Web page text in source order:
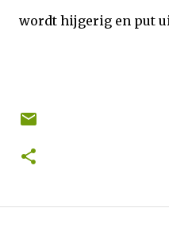
wordt hijgerig en put